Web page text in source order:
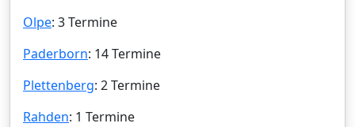
Olpe: 3 Termine
Paderborn: 14 Termine
Plettenberg: 2 Termine
Rahden: 1 Termine